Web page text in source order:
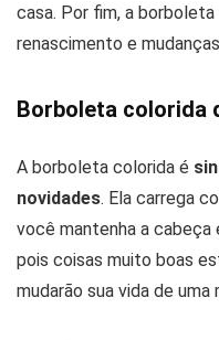
casa. Por fim, a
renascimento e
Borboleta colorida
A borboleta colorida é
novidades. Ela carrega
você mantenha a cabeça
pois coisas muito boas
mudarão sua vida de uma